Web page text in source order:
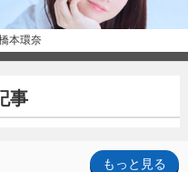
本環奈
事
もっと見る